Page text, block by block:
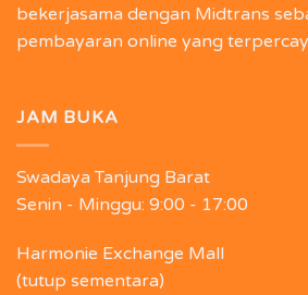
bekerjasama dengan Midtrans
pembayaran online yang
JAM BUKA
Swadaya Tanjung Barat
Senin - Minggu: 9:00 - 17:00
Harmonie Exchange Mall
(tutup sementara)